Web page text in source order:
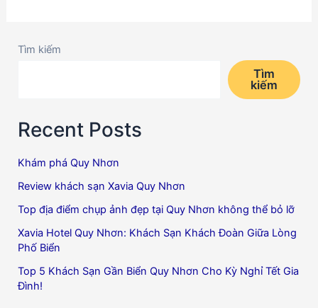
3
Nhơn
lượng
cao
với
rẻ
Tìm kiếm
Tìm
kiếm
Recent Posts
Khám phá Quy Nhơn
Review khách sạn Xavia Quy Nhơn
Top địa điểm chụp ảnh đẹp tại Quy Nhơn không thể bỏ lỡ
Xavia Hotel Quy Nhơn: Khách Sạn Khách Đoàn Giữa Lòng
Phố Biển
Top 5 Khách Sạn Gần Biển Quy Nhơn Cho Kỳ Nghỉ Tết Gia
Đình!